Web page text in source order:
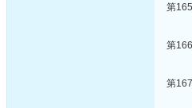
第
第
第